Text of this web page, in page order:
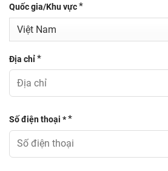
Quốc gia/Khu vực*
Địa chỉ*
Số điện thoại **